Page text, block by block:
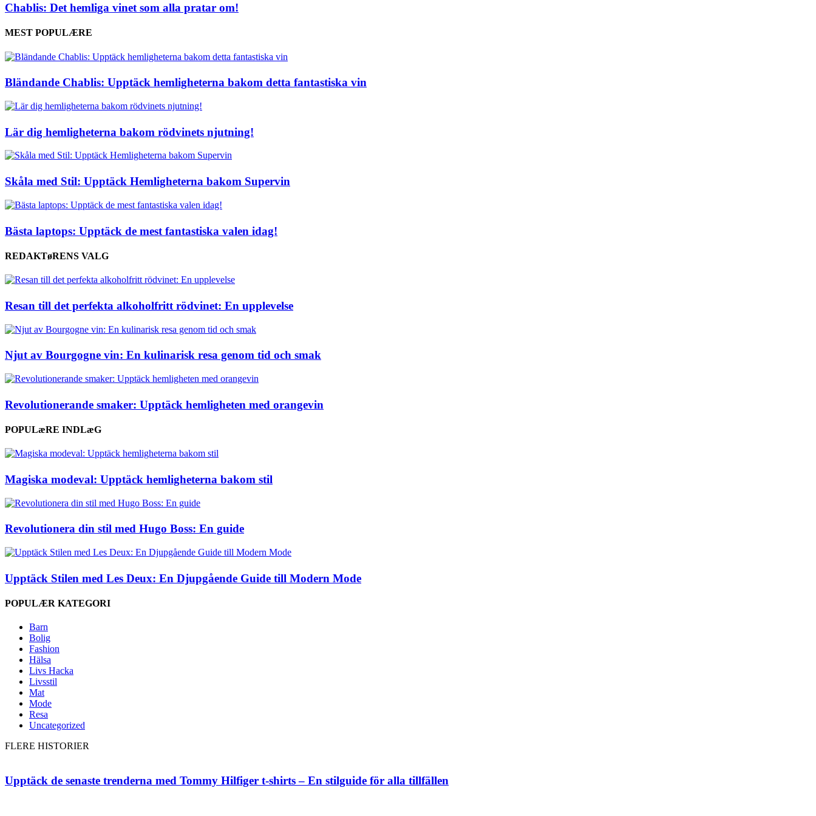
Chablis: Det hemliga vinet som alla pratar om!
MEST POPULÆRE
Bländande Chablis: Upptäck hemligheterna bakom detta fantastiska vin
Lär dig hemligheterna bakom rödvinets njutning!
Skåla med Stil: Upptäck Hemligheterna bakom Supervin
Bästa laptops: Upptäck de mest fantastiska valen idag!
REDAKTøRENS VALG
Resan till det perfekta alkoholfritt rödvinet: En upplevelse
Njut av Bourgogne vin: En kulinarisk resa genom tid och smak
Revolutionerande smaker: Upptäck hemligheten med orangevin
POPULæRE INDLæG
Magiska modeval: Upptäck hemligheterna bakom stil
Revolutionera din stil med Hugo Boss: En guide
Upptäck Stilen med Les Deux: En Djupgående Guide till Modern Mode
POPULÆR KATEGORI
Barn
Bolig
Fashion
Hälsa
Livs Hacka
Livsstil
Mat
Mode
Resa
Uncategorized
FLERE HISTORIER
Upptäck de senaste trenderna med Tommy Hilfiger t-shirts – En stilguide för alla tillfällen